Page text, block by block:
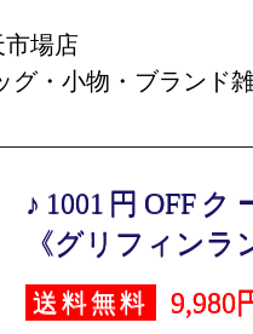
場店
グ・小物・ブランド
♪1001円OFF
《グリフィンラ
送料無料 9,980